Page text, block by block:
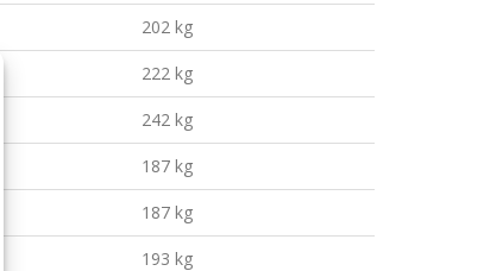
202 kg
222 kg
242 kg
187 kg
187 kg
193 kg